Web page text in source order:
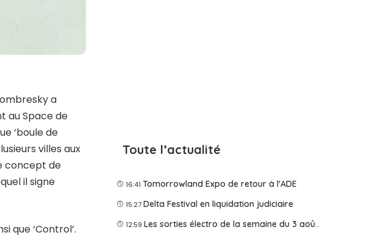
a
au Space de
‘boule de
villes aux
concept de
il signe
que ‘Control’.
Toute l’actualité
16:41 Tomorrowland Expo de retour à l'ADE
15:27 Delta Festival en liquidation judiciaire
12:59 Les sorties électro de la semaine du 3 août 2026